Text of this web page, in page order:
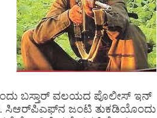
ಬಸ್ತಾರ್ ವಲಯದ ಪೊಲೀಸ್ ಇನ್
. ಸಿಆರ್ಪಿಎಫ್ನ ಜಂಟಿ ತುಕಡಿಯೊಂದು